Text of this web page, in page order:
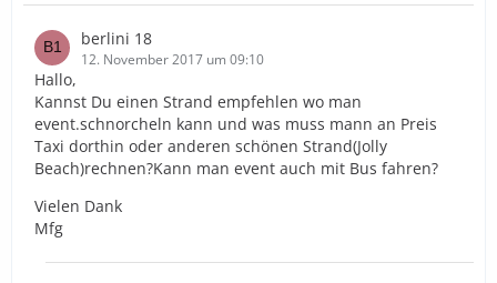
berlini 18
12. November 2017 um 09:10
Hallo,
Kannst Du einen Strand empfehlen wo man
event.schnorcheln kann und was muss mann an Preis
Taxi dorthin oder anderen schönen Strand(Jolly
Beach)rechnen?Kann man event auch mit Bus fahren?
Vielen Dank
Mfg